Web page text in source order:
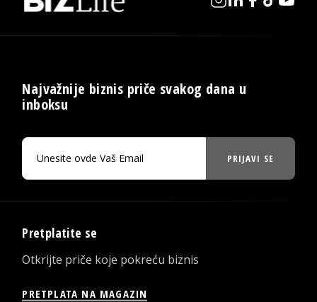
Najvažnije biznis priče svakog dana u
inboksu
PRIJAVI SE
Pretplatite se
Otkrijte priče koje pokreću biznis
PRETPLATA NA MAGAZIN